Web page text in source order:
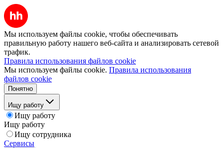
Мы используем файлы cookie, чтобы обеспечивать
правильную работу нашего веб-сайта и анализировать сетевой
трафик.
Правила использования файлов cookie
Мы используем файлы cookie. Правила использования
файлов cookie
Понятно
Ищу работу
Ищу работу
Ищу работу
Ищу сотрудника
Сервисы